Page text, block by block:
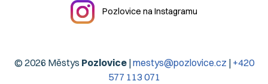
Pozlovice na Instagramu
© 2026 Městys Pozlovice|mestys@pozlovice.cz | +420
577 113 071